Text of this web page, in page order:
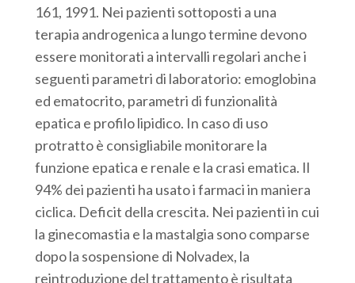
161, 1991. Nei pazienti sottoposti a una
terapia androgenica a lungo termine devono
essere monitorati a intervalli regolari anche i
seguenti parametri di laboratorio: emoglobina
ed ematocrito, parametri di funzionalità
epatica e profilo lipidico. In caso di uso
protratto è consigliabile monitorare la
funzione epatica e renale e la crasi ematica. Il
94% dei pazienti ha usato i farmaci in maniera
ciclica. Deficit della crescita. Nei pazienti in cui
la ginecomastia e la mastalgia sono comparse
dopo la sospensione di Nolvadex, la
reintroduzione del trattamento è risultata